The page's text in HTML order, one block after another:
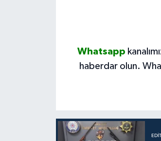
Whatsapp
haberdar olun.